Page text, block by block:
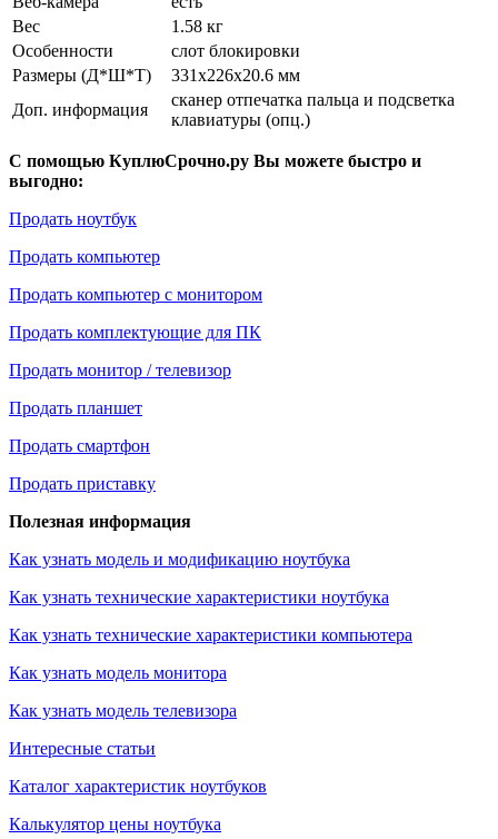
Вес
1.58 кг
Особенности
слот блокировки
Размеры (Д*Ш*Т)
331x226x20.6 мм
Доп. информация
сканер отпечатка пальца и подсветка
клавиатуры (опц.)
С помощью КуплюСрочно.ру Вы можете быстро и
выгодно:
Продать ноутбук
Продать компьютер
Продать компьютер с монитором
Продать комплектующие для ПК
Продать монитор / телевизор
Продать планшет
Продать смартфон
Продать приставку
Полезная информация
Как узнать модель и модификацию ноутбука
Как узнать технические характеристики ноутбука
Как узнать технические характеристики компьютера
Как узнать модель монитора
Как узнать модель телевизора
Интересные статьи
Каталог характеристик ноутбуков
Калькулятор цены ноутбука